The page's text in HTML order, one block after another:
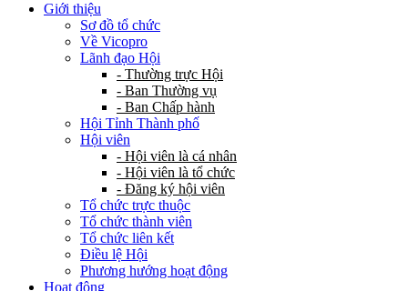
Giới thiệu
Sơ đồ tổ chức
Về Vicopro
Lãnh đạo Hội
- Thường trực Hội
- Ban Thường vụ
- Ban Chấp hành
Hội Tỉnh Thành phố
Hội viên
- Hội viên là cá nhân
- Hội viên là tổ chức
- Đăng ký hội viên
Tổ chức trực thuộc
Tổ chức thành viên
Tổ chức liên kết
Điều lệ Hội
Phương hướng hoạt động
Hoạt động